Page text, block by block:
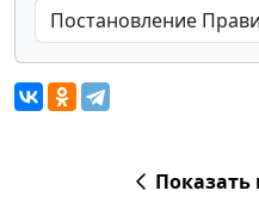
Показать